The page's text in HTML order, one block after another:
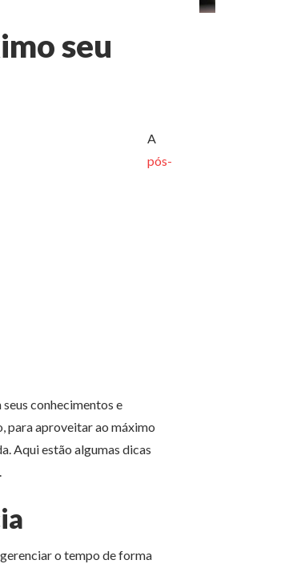
seu
A
pós-
conhecimentos e
para aproveitar ao máximo
Aqui estão algumas dicas
o tempo de forma